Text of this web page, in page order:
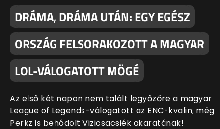
DRÁMA, DRÁMA UTÁN: EGY EGÉSZ
ORSZÁG FELSORAKOZOTT A MAGYAR
LOL-VÁLOGATOTT MÖGÉ
Az első két napon nem talált legyőzőre a magyar
League of Legends-válogatott az ENC-kvalin, még
Perkz is behódolt Vizicsacsiék akaratának!